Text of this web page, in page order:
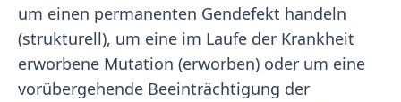
um einen permanenten Gendefekt handeln
(strukturell), um eine im Laufe der Krankheit
erworbene Mutation (erworben) oder um eine
vorübergehende Beeinträchtigung der